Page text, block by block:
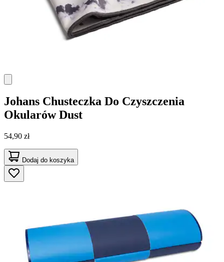
Johans Chusteczka Do Czyszczenia
Okularów Dust
54,90 zł
Dodaj do koszyka